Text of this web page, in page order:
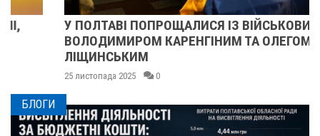
У ПОЛТАВІ ПОПРОЩАЛИСЯ ІЗ ВІЙСЬКОВИМИ
ВОЛОДИМИРОМ КАРЕНГІНИМ ТА ОЛЕГОМ
ЛІЩИНСЬКИМ
25 листопада 2025 0
БЛОГИ